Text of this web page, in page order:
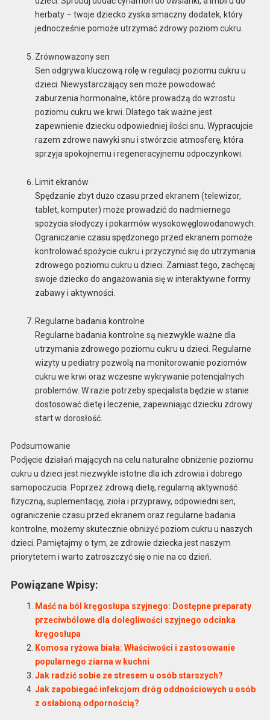
herbaty – twoje dziecko zyska smaczny dodatek, który
jednocześnie pomoże utrzymać zdrowy poziom cukru.
Zrównoważony sen
Sen odgrywa kluczową rolę w regulacji poziomu cukru u
dzieci. Niewystarczający sen może powodować
zaburzenia hormonalne, które prowadzą do wzrostu
poziomu cukru we krwi. Dlatego tak ważne jest
zapewnienie dziecku odpowiedniej ilości snu. Wypracujcie
razem zdrowe nawyki snu i stwórzcie atmosferę, która
sprzyja spokojnemu i regeneracyjnemu odpoczynkowi.
Limit ekranów
Spędzanie zbyt dużo czasu przed ekranem (telewizor,
tablet, komputer) może prowadzić do nadmiernego
spożycia słodyczy i pokarmów wysokowęglowodanowych.
Ograniczanie czasu spędzonego przed ekranem pomoże
kontrolować spożycie cukru i przyczynić się do utrzymania
zdrowego poziomu cukru u dzieci. Zamiast tego, zachęcaj
swoje dziecko do angażowania się w interaktywne formy
zabawy i aktywności.
Regularne badania kontrolne
Regularne badania kontrolne są niezwykle ważne dla
utrzymania zdrowego poziomu cukru u dzieci. Regularne
wizyty u pediatry pozwolą na monitorowanie poziomów
cukru we krwi oraz wczesne wykrywanie potencjalnych
problemów. W razie potrzeby specjalista będzie w stanie
dostosować dietę i leczenie, zapewniając dziecku zdrowy
start w dorosłość.
Podsumowanie
Podjęcie działań mających na celu naturalne obniżenie poziomu
cukru u dzieci jest niezwykle istotne dla ich zdrowia i dobrego
samopoczucia. Poprzez zdrową dietę, regularną aktywność
fizyczną, suplementację, zioła i przyprawy, odpowiedni sen,
ograniczenie czasu przed ekranem oraz regularne badania
kontrolne, możemy skutecznie obniżyć poziom cukru u naszych
dzieci. Pamiętajmy o tym, że zdrowie dziecka jest naszym
priorytetem i warto zatroszczyć się o nie na co dzień.
Powiązane Wpisy:
Maść na ból kręgosłupa szyjnego: Dostępne preparaty
przeciwbólowe dla dolegliwości szyjnego odcinka
kręgosłupa
Komosa ryżowa biała: Właściwości i zastosowanie
popularnego ziarna w kuchni
Jak radzić sobie ze stresem u osób starszych?
Jak zapobiegać infekcjom dróg oddnościowych u osób
z osłabioną odpornością?